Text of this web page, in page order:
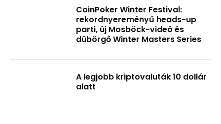
CoinPoker Winter Festival:
rekordnyereményű heads-up
parti, új Mosböck-videó és
dübörgő Winter Masters Series
A legjobb kriptovaluták 10 dollár
alatt